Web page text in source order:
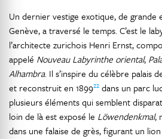
Un dernier vestige exotique, de
Genève, a traversé le temps. C’est le
l’architecte zurichois Henri Ernst,
appelé Nouveau Labyrinthe oriental,
Alhambra. Il s’inspire du célèbre palais
et reconstruit en 189922 dans un parc
plusieurs éléments qui semblent
loin de là est exposé le Löwendenkmal,
dans une falaise de grès, figurant un